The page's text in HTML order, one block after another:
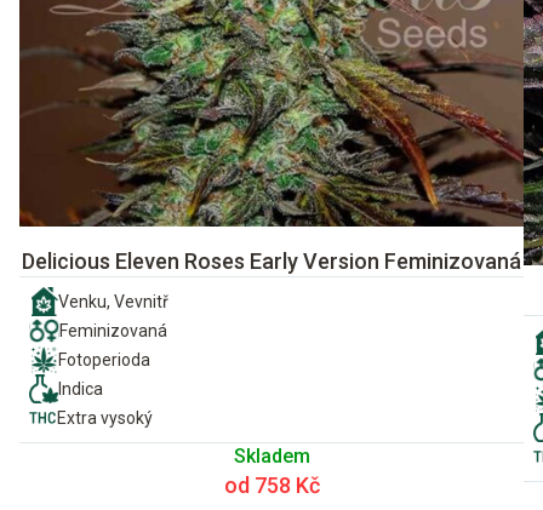
Delicious Eleven Roses Early Version Feminizovaná
Venku, Vevnitř
Feminizovaná
Fotoperioda
Indica
Extra vysoký
Skladem
od 758 Kč